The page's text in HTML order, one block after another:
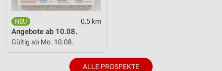
0,5 km
Angebote ab 10.08.
Gültig ab Mo. 10.08.
ALLE PROSPEKTE